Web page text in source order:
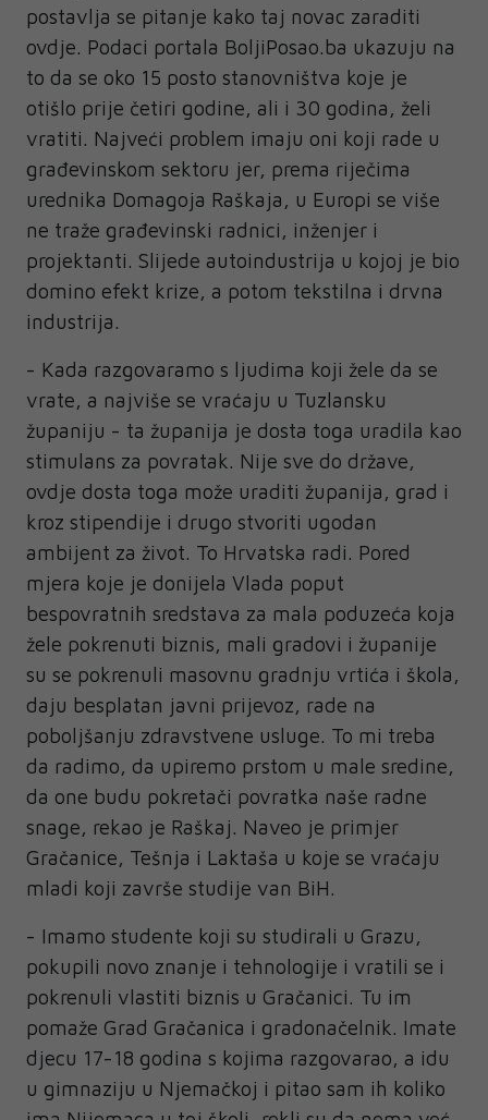
postavlja se pitanje kako taj novac zaraditi
ovdje. Podaci portala BoljiPosao.ba ukazuju na
to da se oko 15 posto stanovništva koje je
otišlo prije četiri godine, ali i 30 godina, želi
vratiti. Najveći problem imaju oni koji rade u
građevinskom sektoru jer, prema riječima
urednika Domagoja Raškaja, u Europi se više
ne traže građevinski radnici, inženjer i
projektanti. Slijede autoindustrija u kojoj je bio
domino efekt krize, a potom tekstilna i drvna
industrija.
- Kada razgovaramo s ljudima koji žele da se
vrate, a najviše se vraćaju u Tuzlansku
županiju - ta županija je dosta toga uradila kao
stimulans za povratak. Nije sve do države,
ovdje dosta toga može uraditi županija, grad i
kroz stipendije i drugo stvoriti ugodan
ambijent za život. To Hrvatska radi. Pored
mjera koje je donijela Vlada poput
bespovratnih sredstava za mala poduzeća koja
žele pokrenuti biznis, mali gradovi i županije
su se pokrenuli masovnu gradnju vrtića i škola,
daju besplatan javni prijevoz, rade na
poboljšanju zdravstvene usluge. To mi treba
da radimo, da upiremo prstom u male sredine,
da one budu pokretači povratka naše radne
snage, rekao je Raškaj. Naveo je primjer
Gračanice, Tešnja i Laktaša u koje se vraćaju
mladi koji završe studije van BiH.
- Imamo studente koji su studirali u Grazu,
pokupili novo znanje i tehnologije i vratili se i
pokrenuli vlastiti biznis u Gračanici. Tu im
pomaže Grad Gračanica i gradonačelnik. Imate
djecu 17-18 godina s kojima razgovarao, a idu
u gimnaziju u Njemačkoj i pitao sam ih koliko